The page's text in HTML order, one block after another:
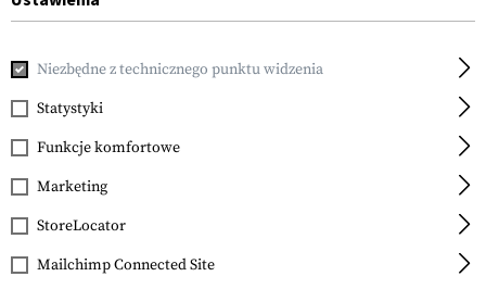
Leapers
AK Side Folding Stock
for Standard Straight
Tang Receivers
Niezbędne z technicznego punktu widzenia
Statystyki
Funkcje komfortowe
Marketing
StoreLocator
Mailchimp Connected Site